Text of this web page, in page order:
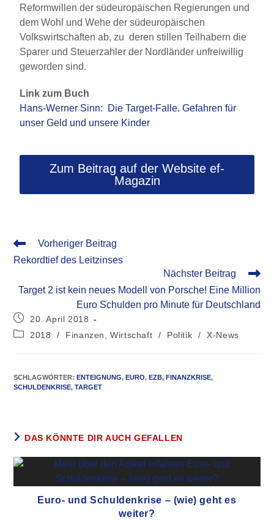
Reformwillen der südeuropäischen Regierungen und
dem Wohl und Wehe der südeuropäischen
Volkswirtschaften ab, zu deren stillen Teilhabern die
Sparer und Steuerzahler der Nordländer unfreiwillig
geworden sind.
Link zum Buch
Hans-Werner Sinn: Die Target-Falle. Gefahren für
unser Geld und unsere Kinder
Zum Beitrag auf der Website ef-
Magazin
Vorheriger Beitrag
Rekordtief des Leitzinses
Nächster Beitrag
Target 2 ist kein neues Modell von Porsche! Eine Million
Euro Schulden pro Minute für Deutschland
20. April 2018
2018
/ Finanzen, Wirtschaft / Politik / X-News
SCHLAGWÖRTER:ENTEIGNUNG, EURO, EZB, FINANZKRISE,
SCHULDENKRISE, TARGET
DAS KÖNNTE DIR AUCH GEFALLEN
Euro- und Schuldenkrise – (wie) geht es
weiter?